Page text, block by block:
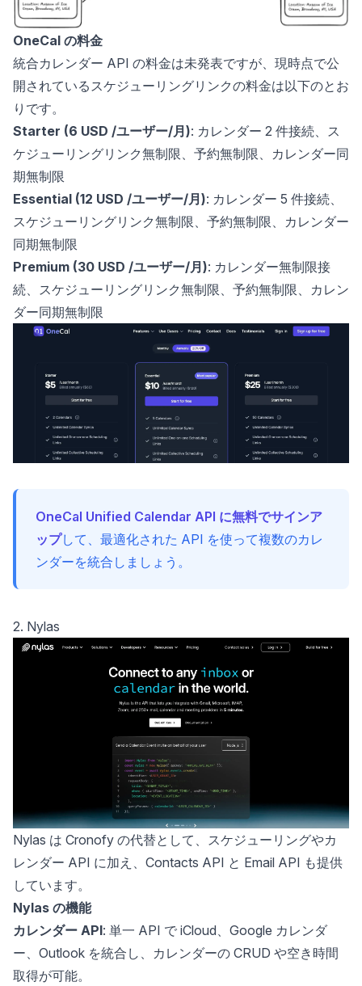
OneCal の料金
統合カレンダー API の料金は未発表ですが、現時点で公
開されているスケジューリングリンクの料金は以下のとお
りです。
Starter (6 USD /ユーザー/月): カレンダー 2 件接続、ス
ケジューリングリンク無制限、予約無制限、カレンダー同
期無制限
Essential (12 USD /ユーザー/月): カレンダー 5 件接続、
スケジューリングリンク無制限、予約無制限、カレンダー
同期無制限
Premium (30 USD /ユーザー/月): カレンダー無制限接
続、スケジューリングリンク無制限、予約無制限、カレン
ダー同期無制限
OneCal Unified Calendar API に無料でサインア
ップして、最適化された API を使って複数のカレ
ンダーを統合しましょう。
2. Nylas
Nylas は Cronofy の代替として、スケジューリングやカ
レンダー API に加え、Contacts API と Email API も提供
しています。
Nylas の機能
カレンダー API: 単一 API で iCloud、Google カレンダ
ー、Outlook を統合し、カレンダーの CRUD や空き時間
取得が可能。